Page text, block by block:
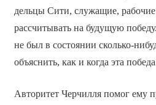
дельцы Сити, служащие,
рассчитывать на будущую
не был в состоянии сколько-
объяснить, как и когда эта
Авторитет Черчилля помог ему